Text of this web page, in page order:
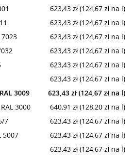
623,43 zł (124,67 zł na l)
623,43 zł (124,67 zł na l)
623,43 zł (124,67 zł na l)
623,43 zł (124,67 zł na l)
623,43 zł (124,67 zł na l)
623,43 zł (124,67 zł na l)
3009
623,43 zł (124,67 zł na l)
3000
640,91 zł (128,20 zł na l)
7
623,43 zł (124,67 zł na l)
5007
623,43 zł (124,67 zł na l)
623,43 zł (124,67 zł na l)